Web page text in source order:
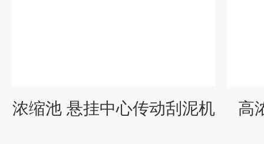
浓缩池 悬挂中心传动刮泥机 高